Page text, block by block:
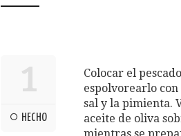
1
HECHO
Colocar el
espolvorearlo
sal y la pimienta.
aceite de oliva